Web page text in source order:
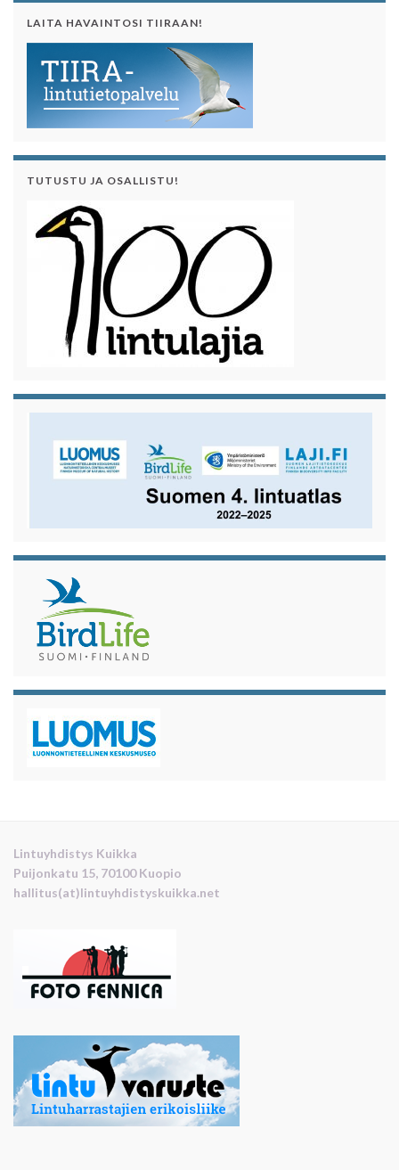
LAITA HAVAINTOSI TIIRAAN!
TUTUSTU JA OSALLISTU!
Lintuyhdistys Kuikka
Puijonkatu 15, 70100 Kuopio
hallitus(at)lintuyhdistyskuikka.net